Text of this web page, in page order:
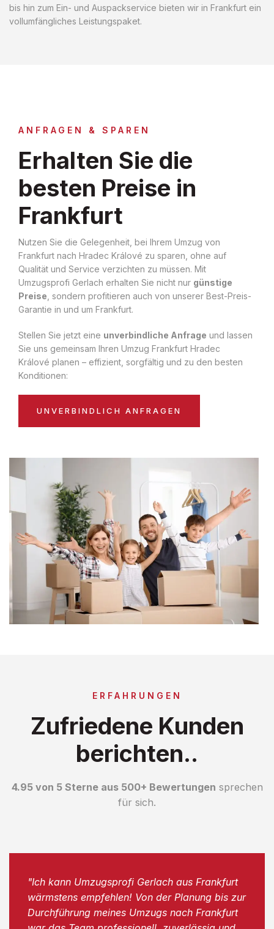
bis hin zum Ein- und Auspackservice bieten wir in Frankfurt ein
vollumfängliches Leistungspaket.
ANFRAGEN & SPAREN
Erhalten Sie die
besten Preise in
Frankfurt
Nutzen Sie die Gelegenheit, bei Ihrem Umzug von
Frankfurt nach Hradec Králové zu sparen, ohne auf
Qualität und Service verzichten zu müssen. Mit
Umzugsprofi Gerlach erhalten Sie nicht nur günstige
Preise , sondern profitieren auch von unserer Best-Preis-
Garantie in und um Frankfurt.
Stellen Sie jetzt eine unverbindliche Anfrage und lassen
Sie uns gemeinsam Ihren Umzug Frankfurt Hradec
Králové planen – effizient, sorgfältig und zu den besten
Konditionen:
UNVERBINDLICH ANFRAGEN
ERFAHRUNGEN
Zufriedene Kunden
berichten..
4.95 von 5 Sterne aus 500+ Bewertungen sprechen
für sich.
"Ich kann Umzugsprofi Gerlach aus Frankfurt
wärmstens empfehlen! Von der Planung bis zur
Durchführung meines Umzugs nach Frankfurt